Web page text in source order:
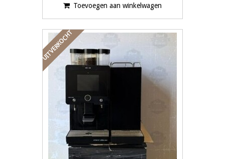
Toevoegen aan winkelwagen
UITVERKOCHT